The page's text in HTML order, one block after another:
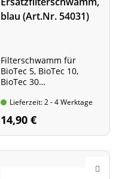
blau (Art.Nr. 54031)
Filterschwamm für
BioTec 5, BioTec 10,
BioTec 30
Filterschwamm
Lieferzeit: 2 - 4 Werktage
14,90 €